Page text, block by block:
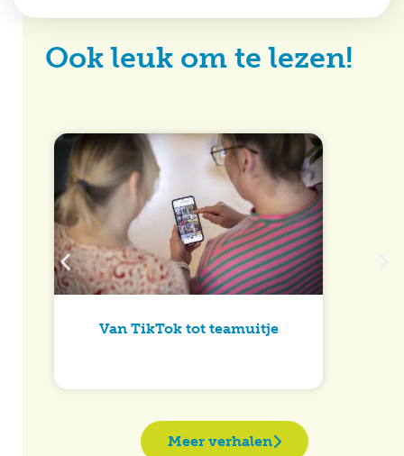
Ook leuk om te lezen!
Van TikTok tot teamuitje
Meer verhalen